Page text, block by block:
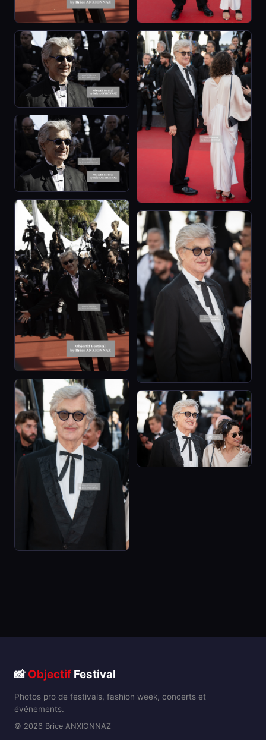
📸Objectif Festival
Photos pro de festivals, fashion week, concerts et
événements.
© 2026 Brice ANXIONNAZ